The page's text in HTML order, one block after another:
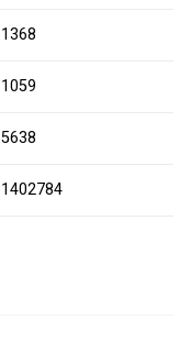
1368
1059
5638
1402784